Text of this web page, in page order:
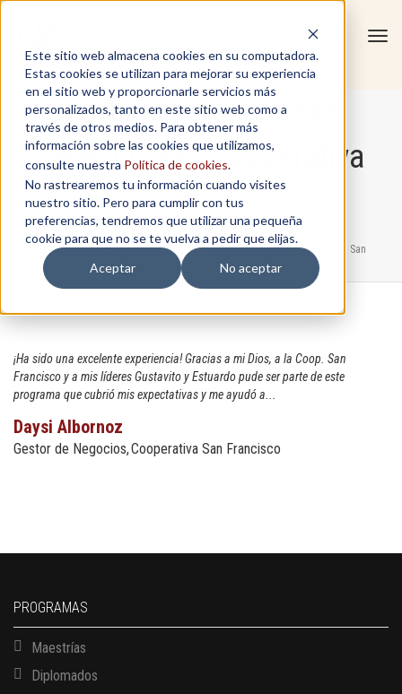
Este sitio web almacena cookies en su computadora.
Estas cookies se utilizan para mejorar su experiencia
en el sitio web y proporcionarle servicios más
personalizados, tanto en este sitio web como a
través de otros medios. Para obtener más
información sobre las cookies que utilizamos,
consulte nuestra Política de cookies.
No rastrearemos tu información cuando visites
nuestro sitio. Pero para cumplir con tus
preferencias, tendremos que utilizar una pequeña
cookie para que no se te vuelva a pedir que elijas.
Aceptar
No aceptar
Certificado Destrezas
Gerenciales - Cooperativa
San Francisco
Home / In-Company / Certificado Destrezas Gerenciales - Cooperativa San
Francisco
¡Ha sido una excelente experiencia! Gracias a mi Dios, a la Coop. San
Francisco y a mis líderes Gustavito y Estuardo pude ser parte de este
programa que cubrió mis expectativas y me ayudó a...
Daysi Albornoz
Gestor de Negocios Cooperativa San Francisco
PROGRAMAS
Maestrías
Diplomados